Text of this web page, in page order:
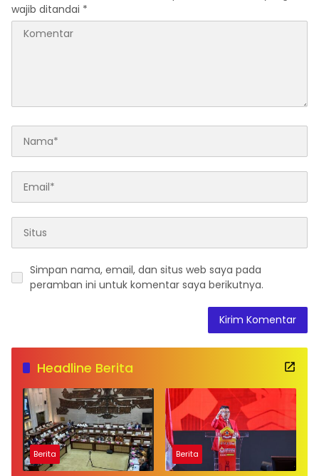
wajib ditandai *
Simpan nama, email, dan situs web saya pada
peramban ini untuk komentar saya berikutnya.
Headline Berita
Berita Berita